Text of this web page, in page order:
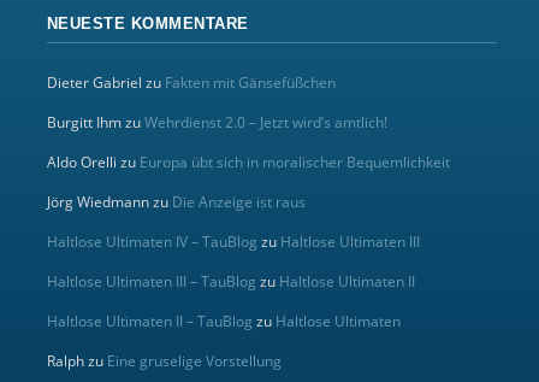
NEUESTE KOMMENTARE
Dieter Gabriel zu Fakten mit Gänsefüßchen
Burgitt IhmzuWehrdienst 2.0 – Jetzt wird’s amtlich!
Aldo Orelli zu Europa übt sich in moralischer Bequemlichkeit
Jörg Wiedmannzu Die Anzeige ist raus
Haltlose Ultimaten IV – TauBlog zu Haltlose Ultimaten III
Haltlose Ultimaten III – TauBlog zu Haltlose Ultimaten II
Haltlose Ultimaten II – TauBlog zu Haltlose Ultimaten
Ralphzu Eine gruselige Vorstellung